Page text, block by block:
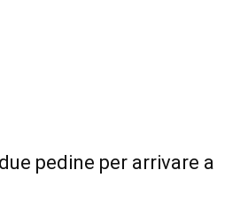
pedine per arrivare a